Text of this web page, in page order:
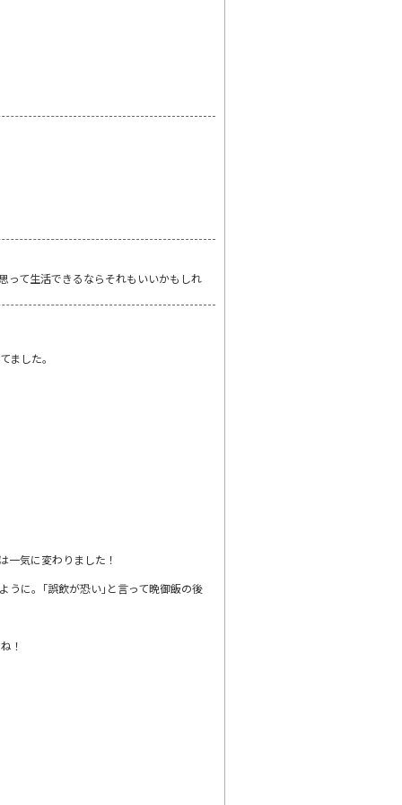
って生活できるならそれもいいかもしれ
ました。
一気に変わりました！
うに。｢誤飲が恐い｣と言って晩御飯の後
！